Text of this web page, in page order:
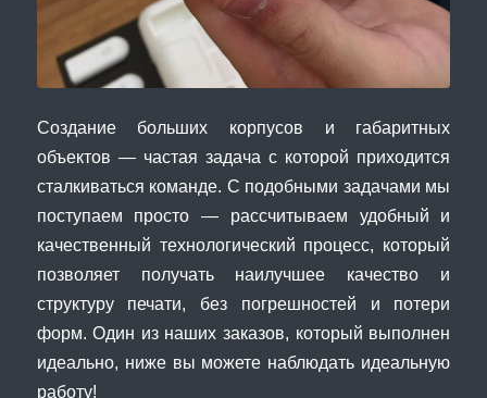
Создание больших корпусов и габаритных
объектов — частая задача с которой приходится
сталкиваться команде. С подобными задачами мы
поступаем просто — рассчитываем удобный и
качественный технологический процесс, который
позволяет получать наилучшее качество и
структуру печати, без погрешностей и потери
форм. Один из наших заказов, который выполнен
идеально, ниже вы можете наблюдать идеальную
работу!